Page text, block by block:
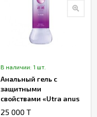
В наличии: 1 шт.
Анальный гель с
защитными
свойствами «Utra anus
protection» от «BIJOND»
25 000 T